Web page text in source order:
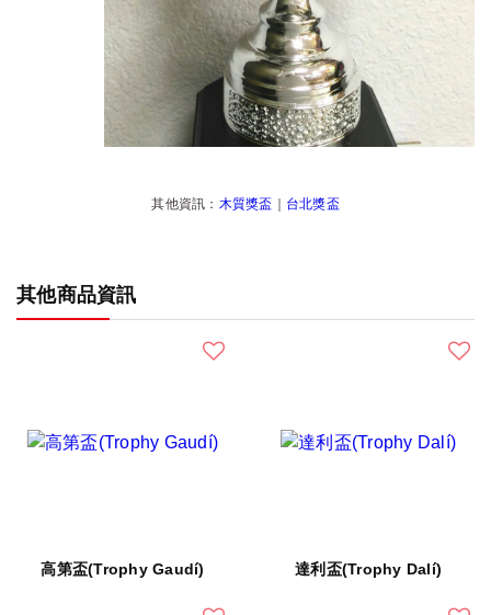
其他資訊： 木質獎盃 台北獎盃
其他商品資訊
高第盃(Trophy Gaudí) 達利盃(Trophy Dalí)